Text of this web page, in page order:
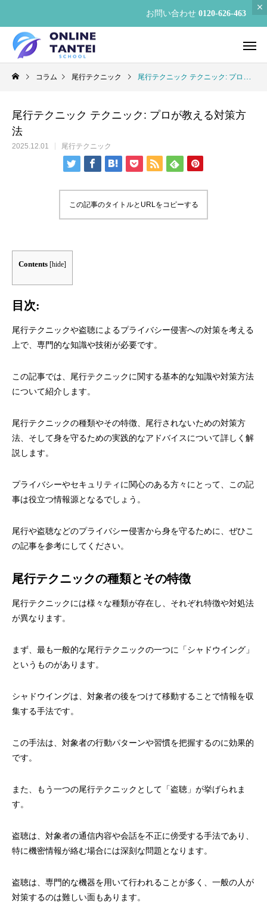
お問い合わせ 0120-626-463
コラム 尾行テクニック 尾行テクニック テクニック: プロが教える対策方法
尾行テクニック テクニック: プロが教える対策方
法
2025.12.01 尾行テクニック
この記事のタイトルとURLをコピーする
Contents [hide]
目次:
尾行テクニックや盗聴によるプライバシー侵害への対策を考える
上で、専門的な知識や技術が必要です。
この記事では、尾行テクニックに関する基本的な知識や対策方法
について紹介します。
尾行テクニックの種類やその特徴、尾行されないための対策方
法、そして身を守るための実践的なアドバイスについて詳しく解
説します。
プライバシーやセキュリティに関心のある方々にとって、この記
事は役立つ情報源となるでしょう。
尾行や盗聴などのプライバシー侵害から身を守るために、ぜひこ
の記事を参考にしてください。
尾行テクニックの種類とその特徴
尾行テクニックには様々な種類が存在し、それぞれ特徴や対処法
が異なります。
まず、最も一般的な尾行テクニックの一つに「シャドウイング」
というものがあります。
シャドウイングは、対象者の後をつけて移動することで情報を収
集する手法です。
この手法は、対象者の行動パターンや習慣を把握するのに効果的
です。
また、もう一つの尾行テクニックとして「盗聴」が挙げられま
す。
盗聴は、対象者の通信内容や会話を不正に傍受する手法であり、
特に機密情報が絡む場合には深刻な問題となります。
盗聴は、専門的な機器を用いて行われることが多く、一般の人が
対策するのは難しい面もあります。